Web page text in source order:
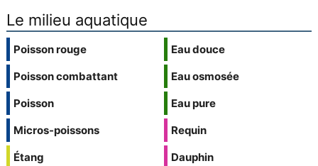
Le milieu aquatique
Poisson rouge
Poisson combattant
Poisson
Micros-poissons
Étang
Eau douce
Eau osmosée
Eau pure
Requin
Dauphin